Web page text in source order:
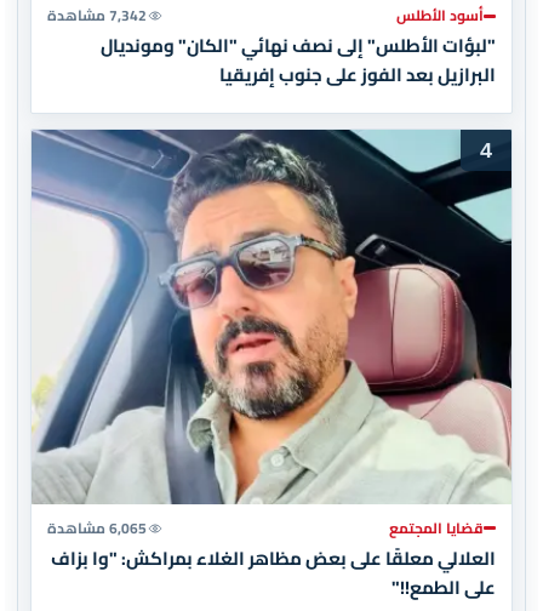
أسود الأطلس 7,342 مشاهدة
"لبؤات الأطلس" إلى نصف نهائي "الكان" ومونديال
البرازيل بعد الفوز على جنوب إفريقيا
4
قضايا المجتمع 6,065 مشاهدة
العلالي معلقًا على بعض مظاهر الغلاء بمراكش: "وا بزاف
على الطمع!!"